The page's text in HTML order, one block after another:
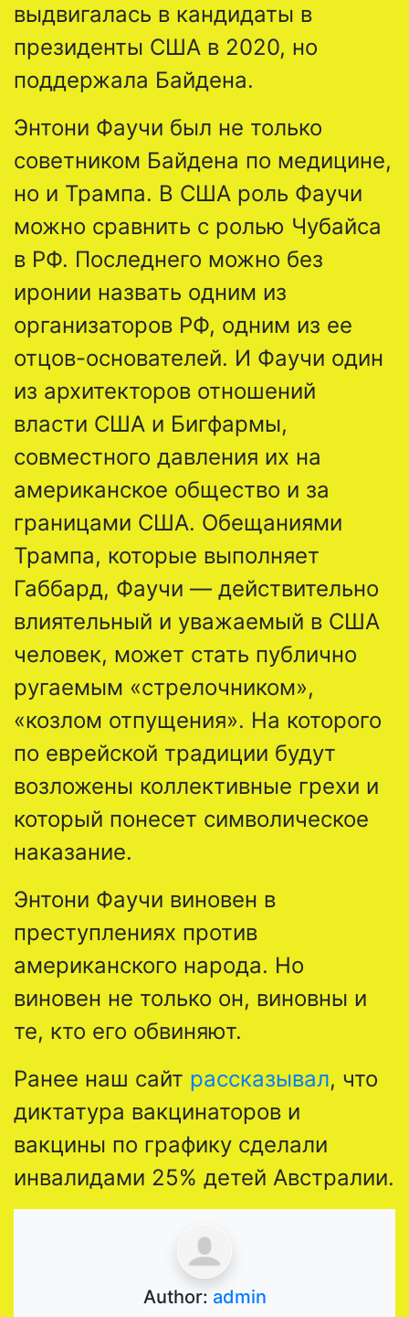
выдвигалась в кандидаты в
президенты США в 2020, но
поддержала Байдена.
Энтони Фаучи был не только
советником Байдена по медицине,
но и Трампа. В США роль Фаучи
можно сравнить с ролью Чубайса
в РФ. Последнего можно без
иронии назвать одним из
организаторов РФ, одним из ее
отцов-основателей. И Фаучи один
из архитекторов отношений
власти США и Бигфармы,
совместного давления их на
американское общество и за
границами США. Обещаниями
Трампа, которые выполняет
Габбард, Фаучи — действительно
влиятельный и уважаемый в США
человек, может стать публично
ругаемым «стрелочником»,
«козлом отпущения». На которого
по еврейской традиции будут
возложены коллективные грехи и
который понесет символическое
наказание.
Энтони Фаучи виновен в
преступлениях против
американского народа. Но
виновен не только он, виновны и
те, кто его обвиняют.
Ранее наш сайт рассказывал, что
диктатура вакцинаторов и
вакцины по графику сделали
инвалидами 25% детей Австралии.
Author: admin